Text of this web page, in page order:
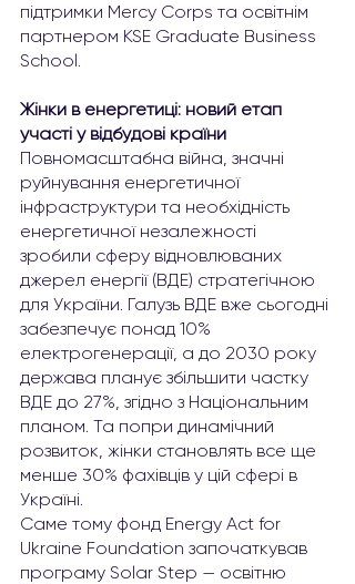
підтримки Mercy Corps та освітнім
партнером KSE Graduate Business
School.
Жінки в енергетиці: новий етап
участі у відбудові країни
Повномасштабна війна, значні
руйнування енергетичної
інфраструктури та необхідність
енергетичної незалежності
зробили сферу відновлюваних
джерел енергії (ВДЕ) стратегічною
для України. Галузь ВДЕ вже сьогодні
забезпечує понад 10%
електрогенерації, а до 2030 року
держава планує збільшити частку
ВДЕ до 27%, згідно з Національним
планом. Та попри динамічний
розвиток, жінки становлять все ще
менше 30% фахівців у цій сфері в
Україні.
Саме тому фонд Energy Act for
Ukraine Foundation започаткував
програму Solar Step — освітню